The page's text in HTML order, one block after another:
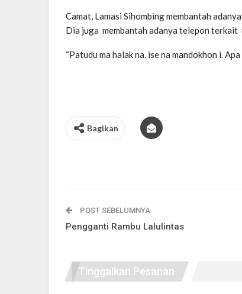
Camat, Lamasi Sihombing membantah
Dia juga membantah adanya telepon
“Patudu ma halak na, ise na mandokhon i.
Bagikan
POST SEBELUMNYA
Pengganti Rambu Lalulintas
Tinggalkan Pesanan